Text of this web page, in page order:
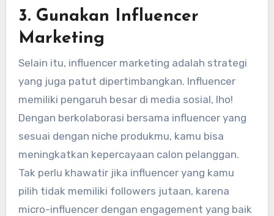
3. Gunakan Influencer
Marketing
Selain itu, influencer marketing adalah strategi
yang juga patut dipertimbangkan. Influencer
memiliki pengaruh besar di media sosial, lho!
Dengan berkolaborasi bersama influencer yang
sesuai dengan niche produkmu, kamu bisa
meningkatkan kepercayaan calon pelanggan.
Tak perlu khawatir jika influencer yang kamu
pilih tidak memiliki followers jutaan, karena
micro-influencer dengan engagement yang baik